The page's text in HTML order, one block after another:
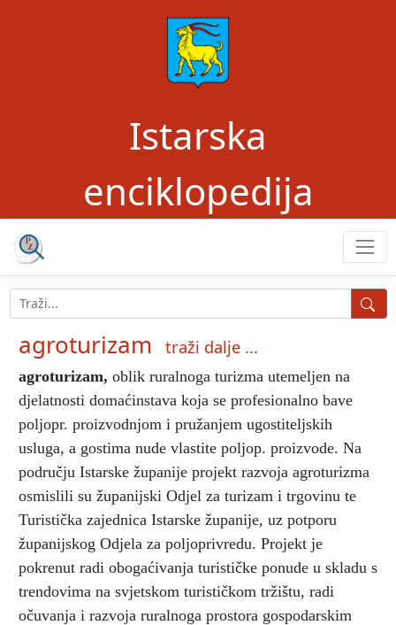
Istarska
enciklopedija
agroturizam traži dalje ...
agroturizam, oblik ruralnoga turizma utemeljen na
djelatnosti domaćinstava koja se profesionalno bave
poljopr. proizvodnjom i pružanjem ugostiteljskih
usluga, a gostima nude vlastite poljop. proizvode. Na
području Istarske županije projekt razvoja agroturizma
osmislili su županijski Odjel za turizam i trgovinu te
Turistička zajednica Istarske županije, uz potporu
županijskog Odjela za poljoprivredu. Projekt je
pokrenut radi obogaćivanja turističke ponude u skladu s
trendovima na svjetskom turističkom tržištu, radi
očuvanja i razvoja ruralnoga prostora gospodarskim